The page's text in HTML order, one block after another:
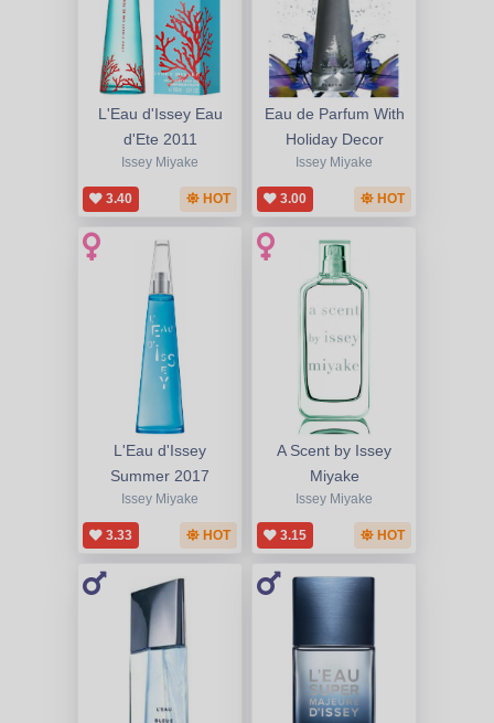
L'Eau d'Issey Eau
d'Ete 2011
Issey Miyake
3.40 HOT
Eau de Parfum With
Holiday Decor
Issey Miyake
3.00 HOT
L'Eau d'Issey
Summer 2017
Issey Miyake
3.33 HOT
A Scent by Issey
Miyake
Issey Miyake
3.15 HOT